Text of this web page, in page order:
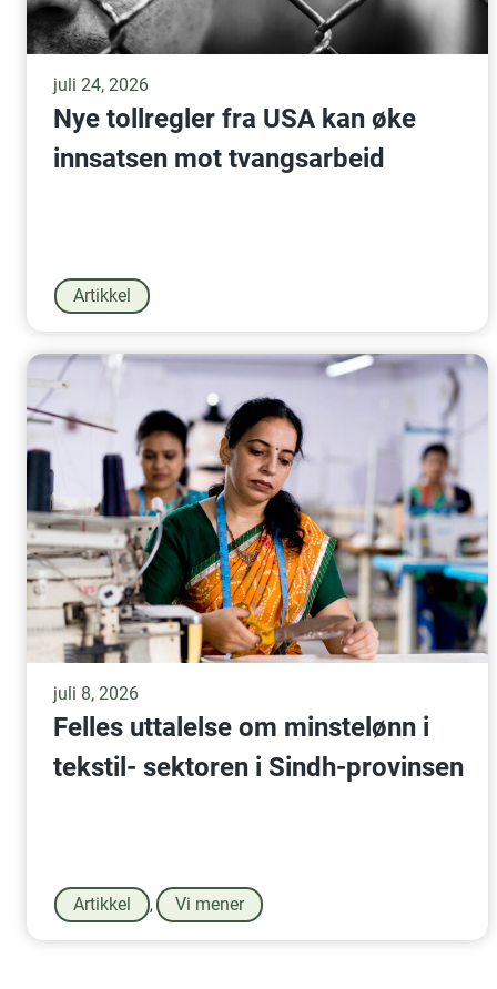
juli 24, 2026
Nye tollregler fra USA kan øke
innsatsen mot tvangsarbeid
Artikkel
juli 8, 2026
Felles uttalelse om minstelønn i
tekstil- sektoren i Sindh-provinsen
Artikkel , Vi mener